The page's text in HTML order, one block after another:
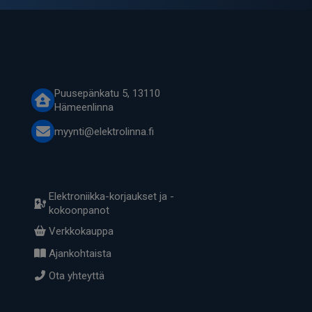
Puusepänkatu 5, 13110
Hämeenlinna
myynti@elektrolinna.fi
Elektroniikka-korjaukset ja -
kokoonpanot
Verkkokauppa
Ajankohtaista
Ota yhteyttä